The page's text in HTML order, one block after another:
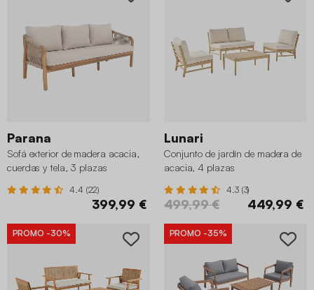
Parana
Sofá exterior de madera acacia,
cuerdas y tela, 3 plazas
4.4 (22)
399,99 €
Lunari
Conjunto de jardín de madera de
acacia, 4 plazas
4.3 (3)
499,99 € 449,99 €
PROMO -30% PROMO -35%